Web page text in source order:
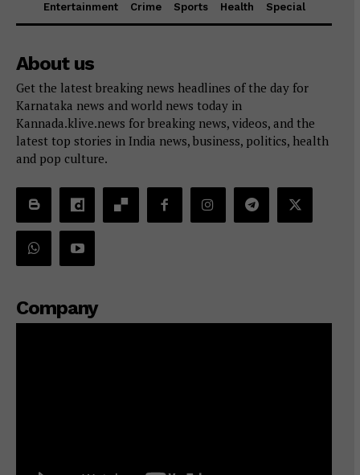
Entertainment
Crime Sports Health Special
About us
Get the latest breaking news headlines of the day for
Karnataka news and world news today in
Kannada.klive.news for breaking news, videos, and the
latest top stories in India news, business, politics, health
and pop culture.
Company